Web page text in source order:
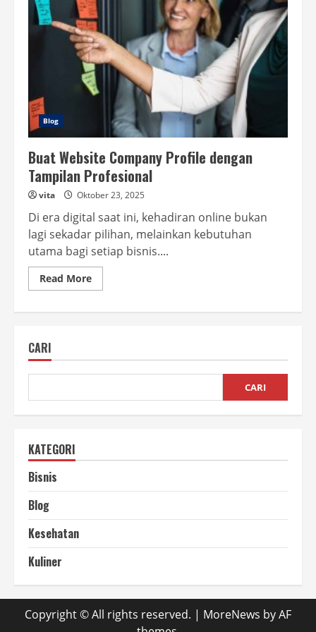
Blog
Buat Website Company Profile dengan
Tampilan Profesional
vita Oktober 23, 2025
Di era digital saat ini, kehadiran online bukan
lagi sekadar pilihan, melainkan kebutuhan
utama bagi setiap bisnis....
Read MoreRead
more
Tampilan
CARI
CARI
KATEGORI
Bisnis
Blog
Kesehatan
Kuliner
Copyright © All rights reserved. | MoreNews by AF